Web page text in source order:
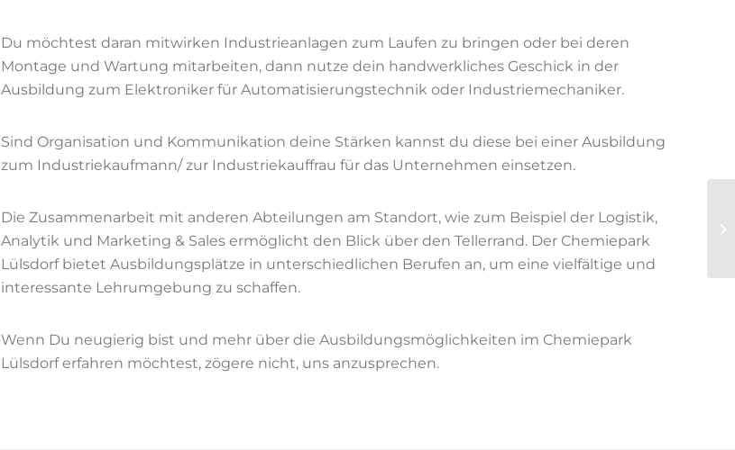
Du möchtest daran mitwirken Industrieanlagen zum Laufen zu bringen oder bei deren
Montage und Wartung mitarbeiten, dann nutze dein handwerkliches Geschick in der
Ausbildung zum Elektroniker für Automatisierungstechnik oder Industriemechaniker.
Sind Organisation und Kommunikation deine Stärken kannst du diese bei einer Ausbildung
zum Industriekaufmann/ zur Industriekauffrau für das Unternehmen einsetzen.
Die Zusammenarbeit mit anderen Abteilungen am Standort, wie zum Beispiel der Logistik,
Analytik und Marketing & Sales ermöglicht den Blick über den Tellerrand. Der Chemiepark
Lülsdorf bietet Ausbildungsplätze in unterschiedlichen Berufen an, um eine vielfältige und
interessante Lehrumgebung zu schaffen.
Wenn Du neugierig bist und mehr über die Ausbildungsmöglichkeiten im Chemiepark
Lülsdorf erfahren möchtest, zögere nicht, uns anzusprechen.